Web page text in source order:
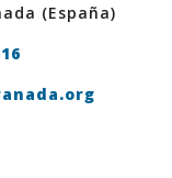
(España)